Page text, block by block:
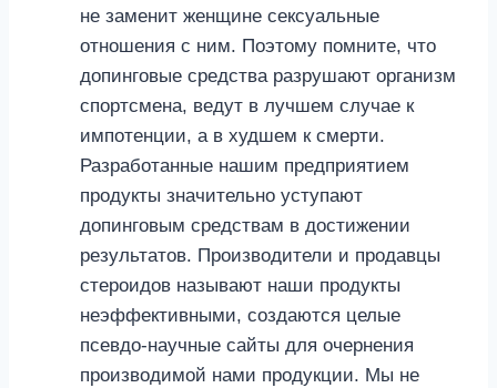
не заменит женщине сексуальные
отношения с ним. Поэтому помните, что
допинговые средства разрушают организм
спортсмена, ведут в лучшем случае к
импотенции, а в худшем к смерти.
Разработанные нашим предприятием
продукты значительно уступают
допинговым средствам в достижении
результатов. Производители и продавцы
стероидов называют наши продукты
неэффективными, создаются целые
псевдо-научные сайты для очернения
производимой нами продукции. Мы не